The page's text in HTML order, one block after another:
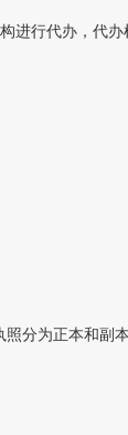
行代办，代
分为正本和副